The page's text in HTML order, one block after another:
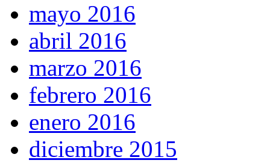
mayo 2016
abril 2016
marzo 2016
febrero 2016
enero 2016
diciembre 2015